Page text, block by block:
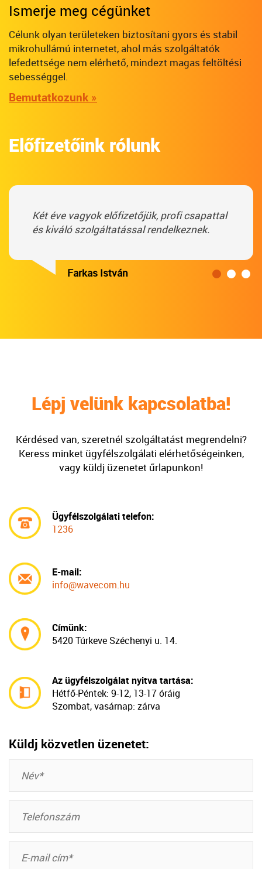
Ismerje meg cégünket
Célunk olyan területeken biztosítani gyors és stabil
mikrohullámú internetet, ahol más szolgáltatók
lefedettsége nem elérhető, mindezt magas feltöltési
sebességgel.
Bemutatkozunk »
Előfizetőink rólunk
Két éve vagyok előfizetőjük, profi csapattal
és kiváló szolgáltatással rendelkeznek.
Farkas István
Lépj velünk kapcsolatba!
Kérdésed van, szeretnél szolgáltatást megrendelni?
Keress minket ügyfélszolgálati elérhetőségeinken,
vagy küldj üzenetet űrlapunkon!
Ügyfélszolgálati telefon:
1236
E-mail:
info@wavecom.hu
Címünk:
5420 Túrkeve Széchenyi u. 14.
Az ügyfélszolgálat nyitva tartása:
Hétfő-Péntek: 9-12, 13-17 óráig
Szombat, vasárnap: zárva
Küldj közvetlen üzenetet: